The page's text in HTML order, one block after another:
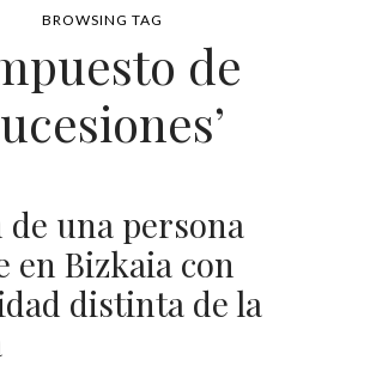
BROWSING TAG
de
de una persona
en Bizkaia con
distinta de la